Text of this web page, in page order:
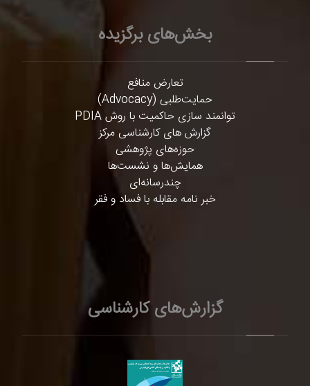
بخش‌های برگزیده
تعارض منافع
حمایت‌طلبی (Advocacy)
توانمند سازی حاکمیت با روش PDIA
گزارش های کارشناسی مرکز
حوزه‌های پژوهشی
همایش‌ها و نشست‌ها
چندرسانه‌ای
خبر نامه مقابله با فساد و فقر
گزارش‌های کارشناسی